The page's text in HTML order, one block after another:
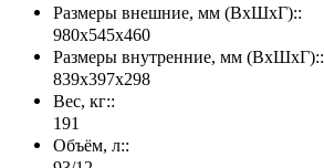
Размеры внешние, мм (ВхШхГ)::
980x545x460
Размеры внутренние, мм (ВхШхГ)::
839x397x298
Вес, кг::
191
Объём, л::